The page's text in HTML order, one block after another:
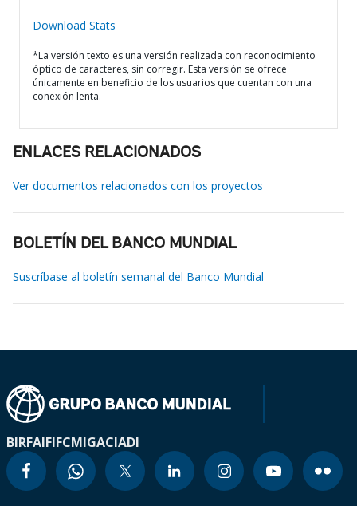
Download Stats
*La versión texto es una versión realizada con reconocimiento
óptico de caracteres, sin corregir. Esta versión se ofrece
únicamente en beneficio de los usuarios que cuentan con una
conexión lenta.
ENLACES RELACIONADOS
Ver documentos relacionados con los proyectos
BOLETÍN DEL BANCO MUNDIAL
Suscríbase al boletín semanal del Banco Mundial
BIRFAIFIFCMIGACIADI